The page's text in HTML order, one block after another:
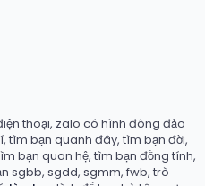
thoại, zalo có hình đông đảo
tìm bạn quanh đây, tìm bạn đời,
bạn quan hệ, tìm bạn đồng tính,
sgbb, sgdd, sgmm, fwb, trò